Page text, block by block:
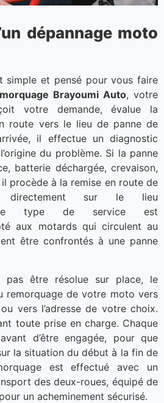
dépannage moto
simple et pensé pour vous faire
Brayoumi Auto, votre
votre demande, évalue la
route vers le lieu de panne de
il effectue un diagnostic
du problème. Si la panne
batterie déchargée, crevaison,
procède à la remise en route de
directement sur le lieu
Ce type de service est
aux motards qui circulent au
être confrontés à une panne
être résolue sur place, le
remorquage de votre moto vers
vers l’adresse de votre choix.
toute prise en charge. Chaque
d’être engagée, pour que
la situation du début à la fin de
est effectué avec un
des deux-roues, équipé de
un acheminement sécurisé.